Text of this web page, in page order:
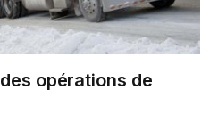
opérations de